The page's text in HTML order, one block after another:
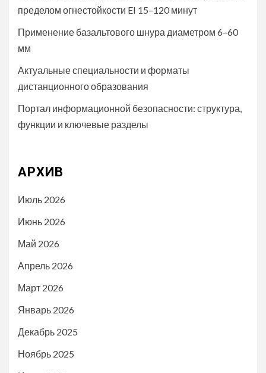
пределом огнестойкости EI 15–120 минут
Применение базальтового шнура диаметром 6–60
мм
Актуальные специальности и форматы
дистанционного образования
Портал информационной безопасности: структура,
функции и ключевые разделы
АРХИВ
Июль 2026
Июнь 2026
Май 2026
Апрель 2026
Март 2026
Январь 2026
Декабрь 2025
Ноябрь 2025